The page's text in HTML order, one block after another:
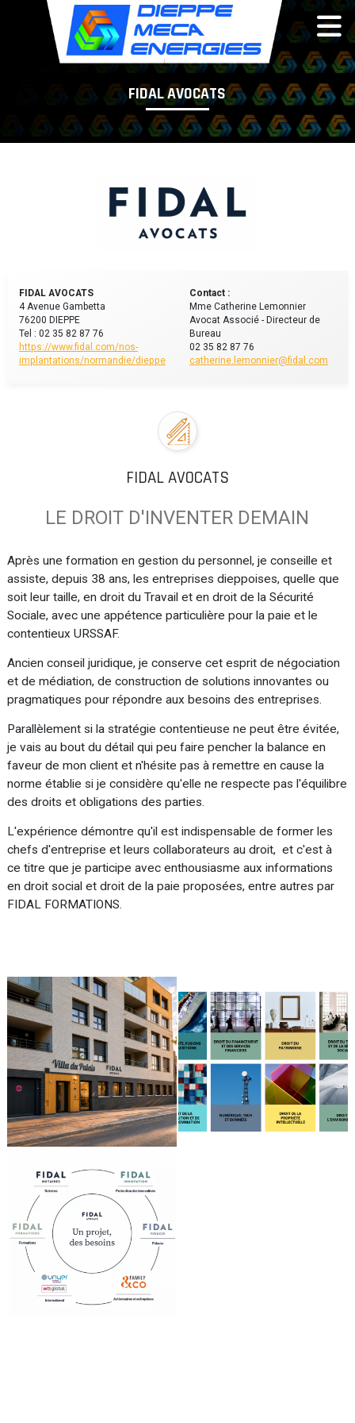
FIDAL AVOCATS
FIDAL AVOCATS
LE DROIT D'INVENTER DEMAIN
Après une formation en gestion du personnel, je conseille et
assiste, depuis 38 ans, les entreprises dieppoises, quelle que
soit leur taille, en droit du Travail et en droit de la Sécurité
Sociale, avec une appétence particulière pour la paie et le
contentieux URSSAF.
Ancien conseil juridique, je conserve cet esprit de négociation
et de médiation, de construction de solutions innovantes ou
pragmatiques pour répondre aux besoins des entreprises.
Parallèlement si la stratégie contentieuse ne peut être évitée,
je vais au bout du détail qui peu faire pencher la balance en
faveur de mon client et n'hésite pas à remettre en cause la
norme établie si je considère qu'elle ne respecte pas l'équilibre
des droits et obligations des parties.
L'expérience démontre qu'il est indispensable de former les
chefs d'entreprise et leurs collaborateurs au droit, et c'est à
ce titre que je participe avec enthousiasme aux informations
en droit social et droit de la paie proposées, entre autres par
FIDAL FORMATIONS.
FIDAL AVOCATS
4 Avenue Gambetta
76200 DIEPPE
Tel : 02 35 82 87 76
https://www.fidal.com/nos-
implantations/normandie/dieppe
Contact :
Mme Catherine Lemonnier
Avocat Associé - Directeur de
Bureau
02 35 82 87 76
catherine.lemonnier@fidal.com
Panneau de gestion des cookies